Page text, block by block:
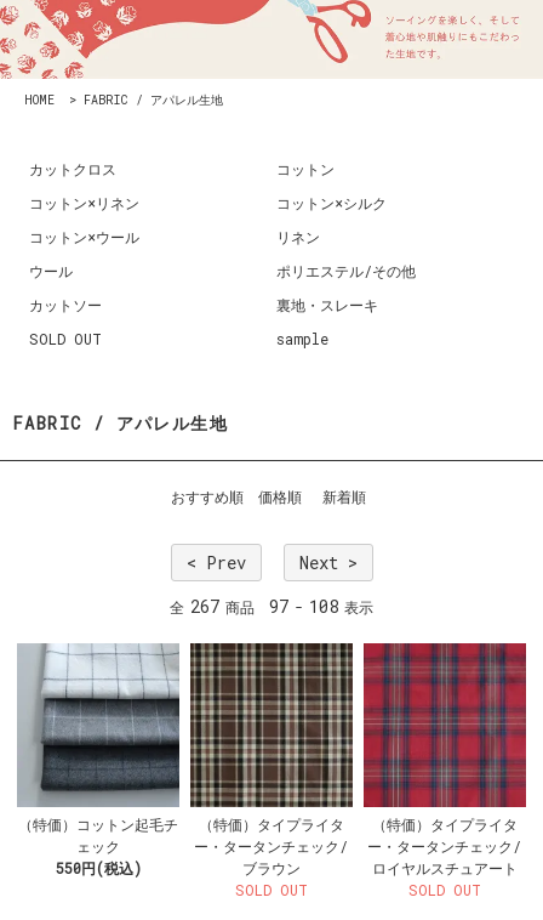
HOME > FABRIC / アパレル生地
カットクロス
コットン
コットン×リネン
コットン×シルク
コットン×ウール
リネン
ウール
ポリエステル/その他
カットソー
裏地・スレーキ
SOLD OUT
sample
FABRIC / アパレル生地
おすすめ順 価格順 新着順
< Prev Next >
全 267 商品 97 - 108 表示
（特価）コットン起毛チ
ェック
550円(税込)
（特価）タイプライタ
ー・タータンチェック/
ブラウン
SOLD OUT
（特価）タイプライタ
ー・タータンチェック/
ロイヤルスチュアート
SOLD OUT